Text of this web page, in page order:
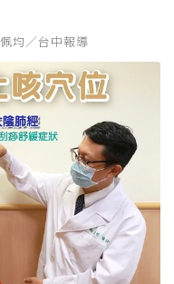
均／台中報導